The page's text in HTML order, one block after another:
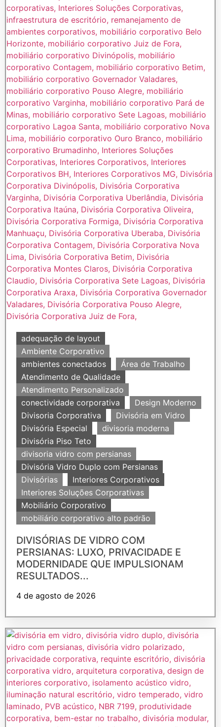
adequação de layout
Ambiente Corporativo
ambientes conectados
Área de Trabalho
Atendimento de Qualidade
Atendimento Personalizado
conectividade corporativa
Design Moderno
Divisoria Corporativa
Divisória em Vidro
Divisória Especial
divisoria moderna
Divisória Piso Teto
divisoria vidro com persianas
Divisória Vidro Duplo com Persianas
Divisórias
Interiores Corporativos
Interiores Soluções Corporativas
Mobiliário Corporativo
mobiliário corporativo alto padrão
DIVISÓRIAS DE VIDRO COM
PERSIANAS: LUXO, PRIVACIDADE E
MODERNIDADE QUE IMPULSIONAM
RESULTADOS...
4 de agosto de 2026